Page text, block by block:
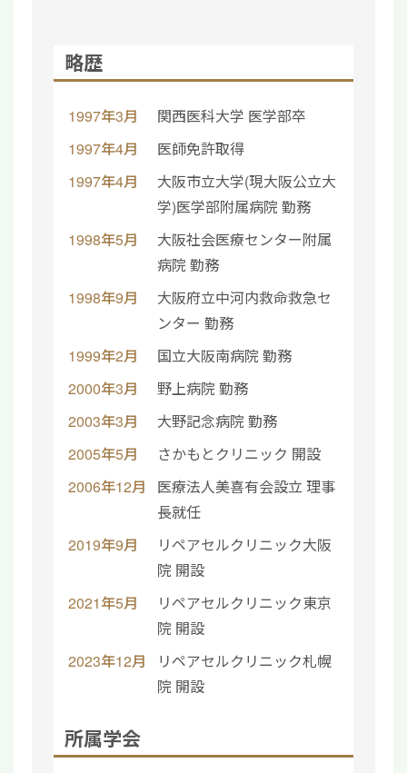
略歴
1997年3月
関西医科大学 医学部卒
1997年4月
医師免許取得
1997年4月
大阪市立大学(現大阪公立大
学)医学部附属病院 勤務
1998年5月
大阪社会医療センター附属
病院 勤務
1998年9月
大阪府立中河内救命救急セ
ンター 勤務
1999年2月
国立大阪南病院 勤務
2000年3月
野上病院 勤務
2003年3月
大野記念病院 勤務
2005年5月
さかもとクリニック 開設
2006年12月
医療法人美喜有会設立 理事
長就任
2019年9月
リペアセルクリニック大阪
院 開設
2021年5月
リペアセルクリニック東京
院 開設
2023年12月
リペアセルクリニック札幌
院 開設
所属学会